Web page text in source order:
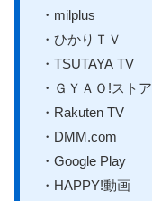
・milplus
・ひかりＴＶ
・TSUTAYA TV
・ＧＹＡＯ!ストア
・Rakuten TV
・DMM.com
・Google Play
・HAPPY!動画